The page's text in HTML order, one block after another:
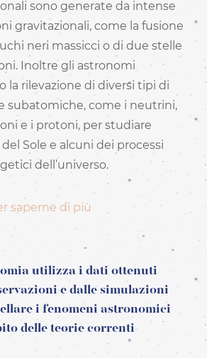
sono generate da intense
gravitazionali, come la fusione
neri massicci o di due stelle
Inoltre gli astronomi
la rilevazione di diversi tipi di
subatomiche, come i neutrini,
e i protoni, per studiare
del Sole e alcuni dei processi
dell’universo.
saperne di più
utilizza i dati ottenuti
e dalle simulazioni
i fenomeni astronomici
delle teorie correnti